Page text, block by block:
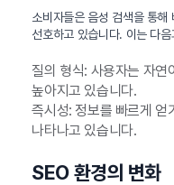
소비자들은 음성 검색을 통해
선호하고 있습니다. 이는 다
질의 형식: 사용자는 자연
높아지고 있습니다.
즉시성: 정보를 빠르게 얻
나타나고 있습니다.
SEO 환경의 변화